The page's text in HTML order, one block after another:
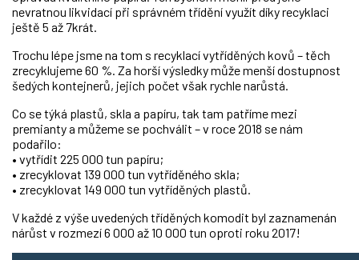
nevratnou likvidací při správném třídění využít díky recyklaci
ještě 5 až 7krát.
Trochu lépe jsme na tom s recyklací vytříděných kovů – těch
zrecyklujeme 60 %. Za horší výsledky může menší dostupnost
šedých kontejnerů, jejich počet však rychle narůstá.
Co se týká plastů, skla a papíru, tak tam patříme mezi
premianty a můžeme se pochválit – v roce 2018 se nám
podařilo:
• vytřídit 225 000 tun papíru;
• zrecyklovat 139 000 tun vytříděného skla;
• zrecyklovat 149 000 tun vytříděných plastů.
V každé z výše uvedených tříděných komodit byl zaznamenán
nárůst v rozmezí 6 000 až 10 000 tun oproti roku 2017!